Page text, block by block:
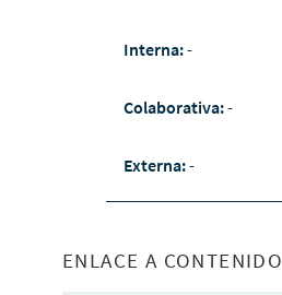
Interna:-
Colaborativa:-
Externa:-
ENLACE A CONTENIDO